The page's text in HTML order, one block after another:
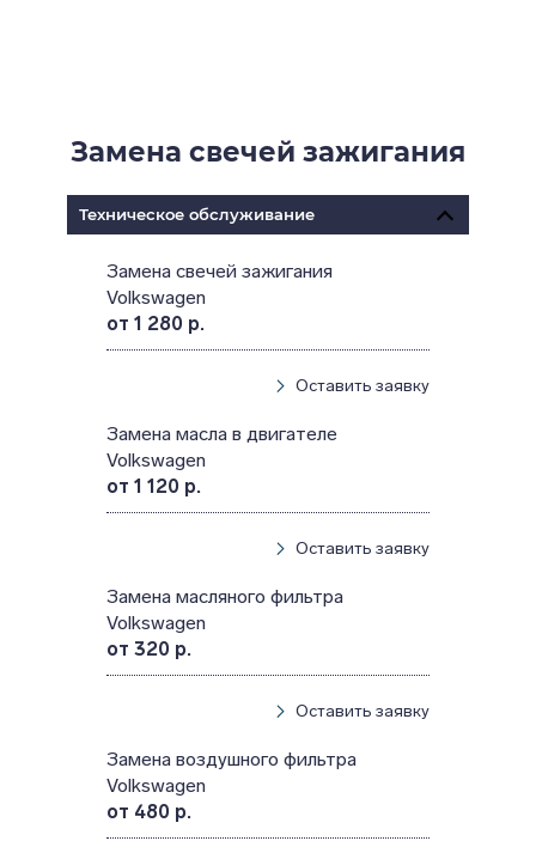
Замена свечей зажигания
Техническое обслуживание
Замена свечей зажигания
Volkswagen
от 1 280 р.
Оставить заявку
Замена масла в двигателе
Volkswagen
от 1 120 р.
Оставить заявку
Замена масляного фильтра
Volkswagen
от 320 р.
Оставить заявку
Замена воздушного фильтра
Volkswagen
от 480 р.